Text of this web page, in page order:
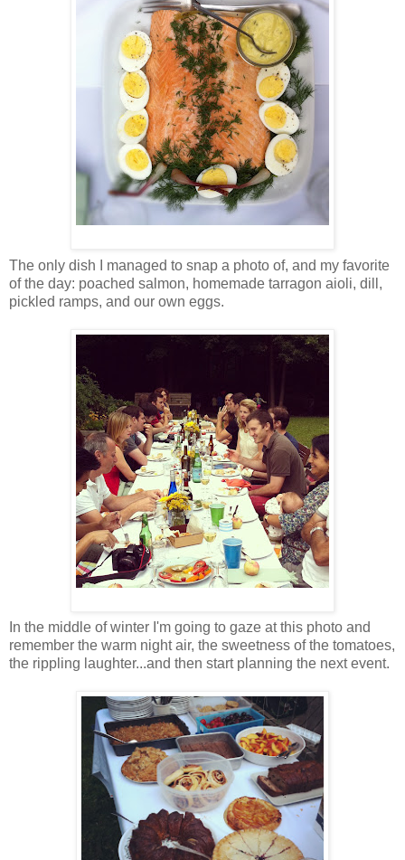
The only dish I managed to snap a photo of, and my favorite
of the day: poached salmon, homemade tarragon aioli, dill,
pickled ramps, and our own eggs.
In the middle of winter I'm going to gaze at this photo and
remember the warm night air, the sweetness of the tomatoes,
the rippling laughter...and then start planning the next event.